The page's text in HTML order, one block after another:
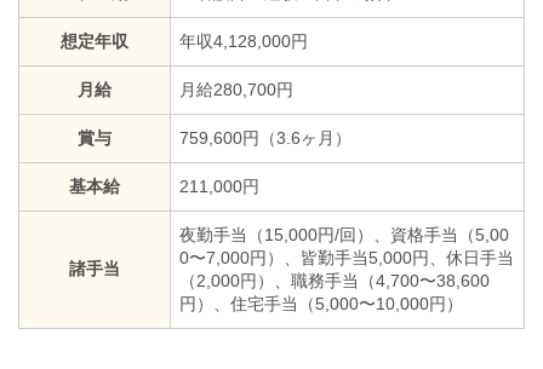
想定年収 年収4,128,000円
月給 月給280,700円
賞与 759,600円（3.6ヶ月）
基本給 211,000円
諸手当
夜勤手当（15,000円/回）、資格手当（5,00
0〜7,000円）、皆勤手当5,000円、休日手当
（2,000円）、職務手当（4,700〜38,600
円）、住宅手当（5,000〜10,000円）